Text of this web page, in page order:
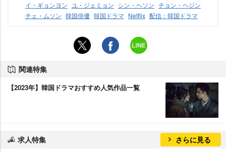
イ・ギョンヨン
ユ・ジェミョン シン・ヘソン チョン・ヘジン
チェ・ムソン 韓国俳優 韓国ドラマ Netflix 配信：韓国ドラマ
関連特集
【2023年】韓国ドラマおすすめ人気作品一覧
求人特集 さらに見る